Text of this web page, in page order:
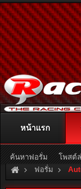
ติดต่อลงโฆษณา
หรืออ่า
ฟอรั่ม
หน้าแรก
ค้นหาฟอรั่ม โพสต์